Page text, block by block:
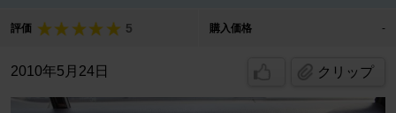
評価 5 購入価格 -
2010年5月24日 クリップ